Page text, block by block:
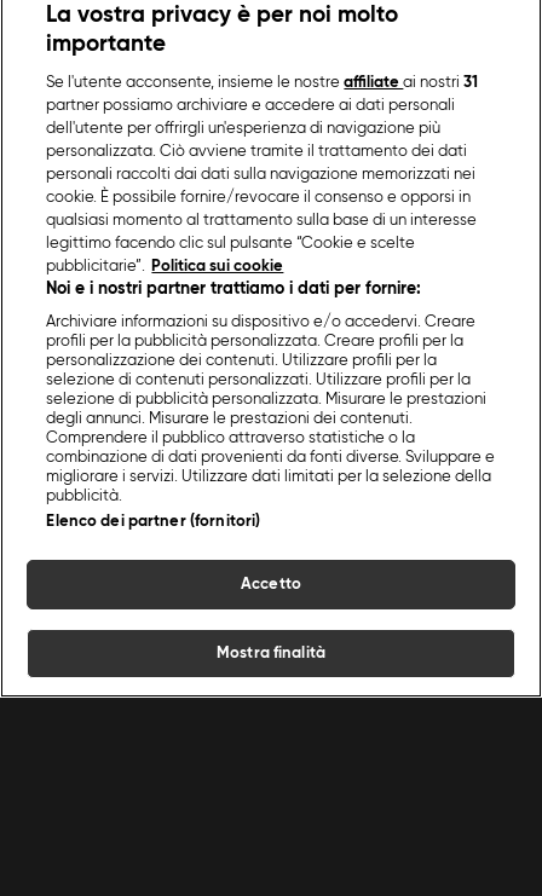
La vostra privacy è per noi molto
importante
Se l'utente acconsente, insieme le nostreaffiliateai nostri31
partner possiamo archiviare e accedere ai dati personali
dell'utente per offrirgli un'esperienza di navigazione più
personalizzata. Ciò avviene tramite il trattamento dei dati
personali raccolti dai dati sulla navigazione memorizzati nei
cookie. È possibile fornire/revocare il consenso e opporsi in
qualsiasi momento al trattamento sulla base di un interesse
legittimo facendo clic sul pulsante “Cookie e scelte
pubblicitarie”.
Politica sui cookie
Noi e i nostri partner trattiamo i dati per fornire:
Archiviare informazioni su dispositivo e/o accedervi. Creare
profili per la pubblicità personalizzata. Creare profili per la
personalizzazione dei contenuti. Utilizzare profili per la
selezione di contenuti personalizzati. Utilizzare profili per la
selezione di pubblicità personalizzata. Misurare le prestazioni
degli annunci. Misurare le prestazioni dei contenuti.
Comprendere il pubblico attraverso statistiche o la
combinazione di dati provenienti da fonti diverse. Sviluppare e
migliorare i servizi. Utilizzare dati limitati per la selezione della
pubblicità.
Elenco dei partner (fornitori)
Accetto
Mostra finalità